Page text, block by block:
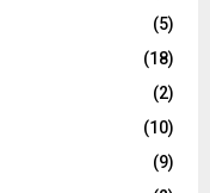
(5)
(18)
(2)
(10)
(9)